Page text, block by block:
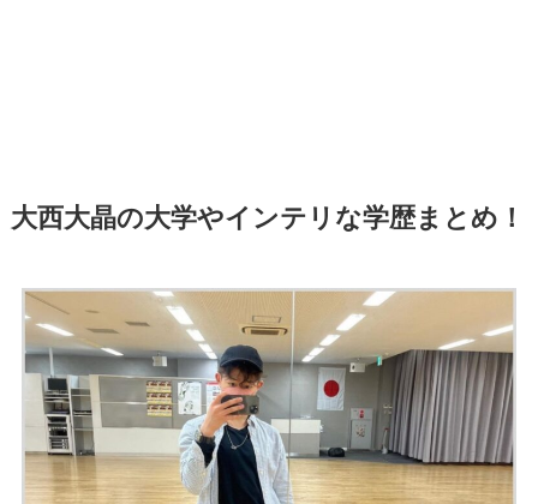
大西大晶の大学やインテリな学歴まとめ！